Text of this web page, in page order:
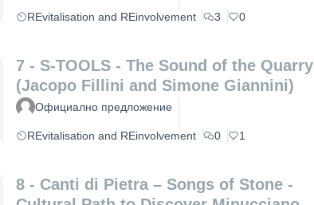
REvitalisation and REinvolvement 3 0
7 - S-TOOLS - The Sound of the Quarry
(Jacopo Fillini and Simone Giannini)
Официално предложение
REvitalisation and REinvolvement 0 1
8 - Canti di Pietra – Songs of Stone -